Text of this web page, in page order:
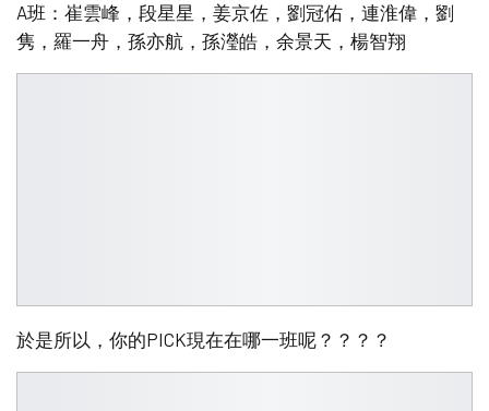
A班：崔雲峰，段星星，姜京佐，劉冠佑，連淮偉，劉
隽，羅一舟，孫亦航，孫瀅皓，余景天，楊智翔
於是所以，你的PICK現在在哪一班呢？？？？